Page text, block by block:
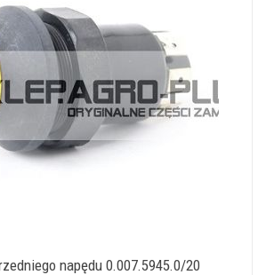
napędu 0.007.5945.0/20